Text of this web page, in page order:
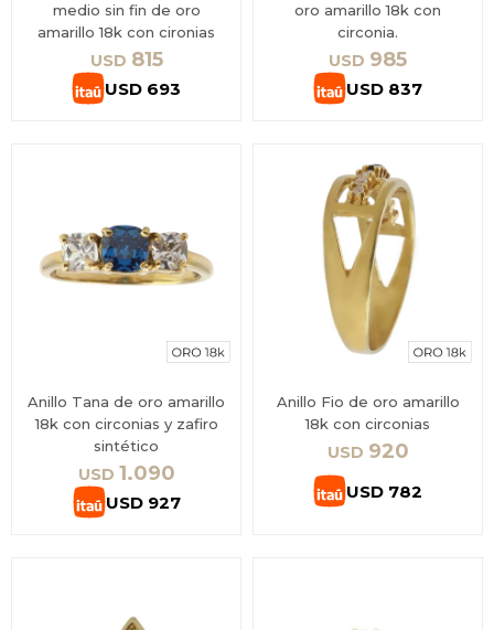
medio sin fin de oro
amarillo 18k con cironias
USD 815
USD 693
oro amarillo 18k con
circonia.
USD 985
USD 837
Anillo Tana de oro amarillo
18k con circonias y zafiro
sintético
USD 1.090
USD 927
Anillo Fio de oro amarillo
18k con circonias
USD 920
USD 782